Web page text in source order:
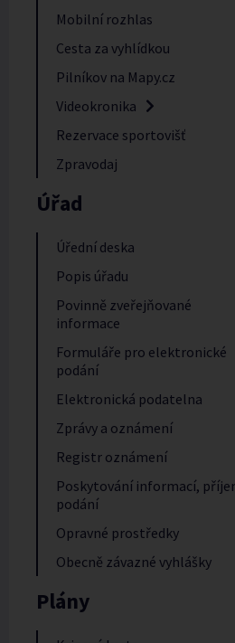
Mobilní rozhlas
Cesta za vyhlídkou
Pilníkov na Mapy.cz
Videokronika
Rezervace sportovišť
Zpravodaj
Úřad
Úřední deska
Popis úřadu
Povinně zveřejňované
informace
Formuláře pro elektronické
podání
Elektronická podatelna
Zprávy a oznámení
Registr oznámení
Poskytování informací,
podání
Opravné prostředky
Obecně závazné vyhlášky
Plány